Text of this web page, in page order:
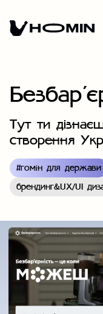
Тут ти
створення
#гомін для держави
брендинг&UX/UI